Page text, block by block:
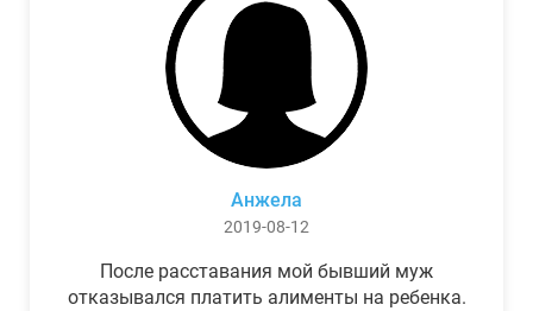
Анжела
2019-08-12
После расставания мой бывший муж
отказывался платить алименты на ребенка.